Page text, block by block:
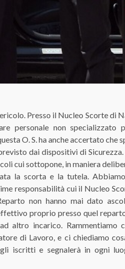
Presso il Nucleo Scorte di
personale non specializzato
O. S. ha anche accertato che
dai dispositivi di
cui sottopone, in maniera
la scorta e la tutela.
responsabilità cui il Nucleo
non hanno mai dato
proprio presso quel
altro incarico. Rammentiamo
di Lavoro, e ci chiediamo
iscritti e segnalerà in ogni